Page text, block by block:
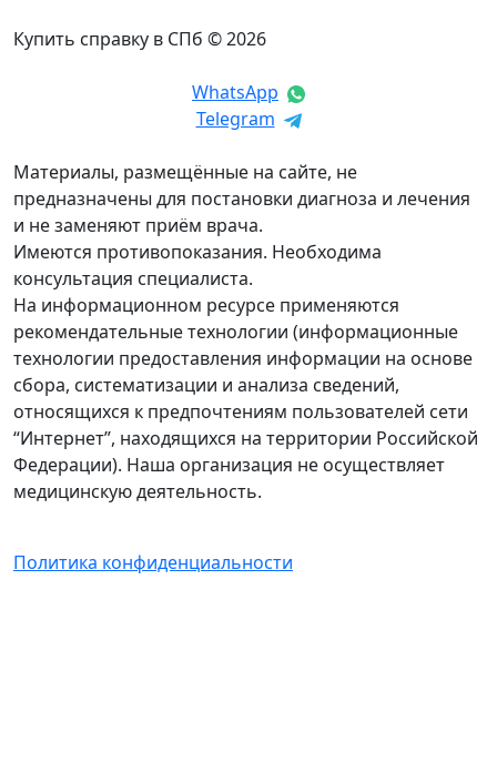
Купить справку в СПб © 2026
WhatsApp
Telegram
Материалы, размещённые на сайте, не
предназначены для постановки диагноза и лечения
и не заменяют приём врача.
Имеются противопоказания. Необходима
консультация специалиста.
На информационном ресурсе применяются
рекомендательные технологии (информационные
технологии предоставления информации на основе
сбора, систематизации и анализа сведений,
относящихся к предпочтениям пользователей сети
“Интернет”, находящихся на территории Российской
Федерации). Наша организация не осуществляет
медицинскую деятельность.
Политика конфиденциальности